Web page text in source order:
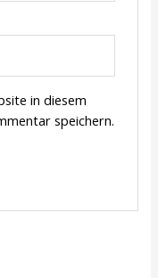
in diesem
speichern.